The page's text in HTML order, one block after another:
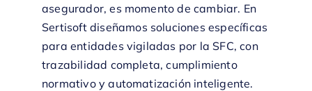
asegurador, es momento de cambiar. En
Sertisoftdiseñamos soluciones específicas
para entidades vigiladas por la SFC, con
trazabilidad completa, cumplimiento
normativo y automatización inteligente.